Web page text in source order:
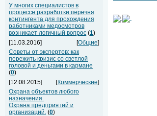
У многих специалистов в
процессе разработки перечня
контингента для прохождения
работниками медосмотров
возникает логичный вопрос (1)
[11.03.2016]
[Общие]
Советы от экспертов: как
пережить кризис со светлой
головой и деньгами в кармане
(0)
[12.08.2015]
[Коммерческие]
Охрана объектов любого
назначения.
Охрана предприятий и
организаций. (0)